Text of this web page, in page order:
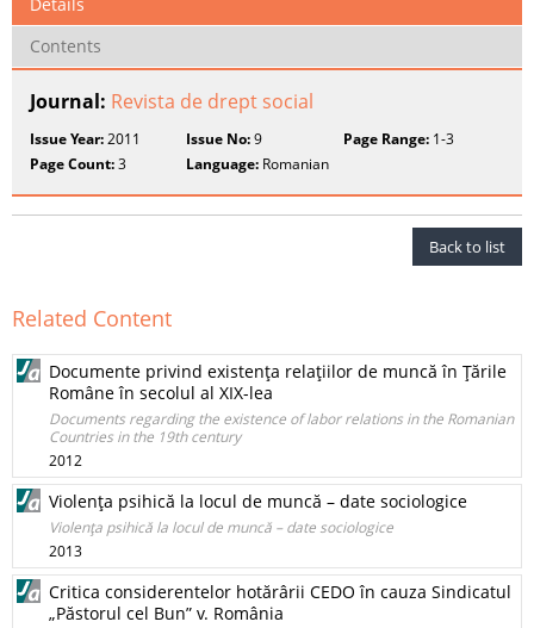
Contents
Journal: Revista de drept social
Issue Year:2011 Issue No:9 Page Range:1-3
Page Count:3 Language: Romanian
Back to list
Related Content
Documente privind existenţa relaţiilor de muncă în Ţările
Române în secolul al XIX-lea
Documents regarding the existence of labor relations in the Romanian
Countries in the 19th century
2012
Violenţa psihică la locul de muncă – date sociologice
Violenţa psihică la locul de muncă – date sociologice
2013
Critica considerentelor hotărârii CEDO în cauza Sindicatul
„Păstorul cel Bun” v. România